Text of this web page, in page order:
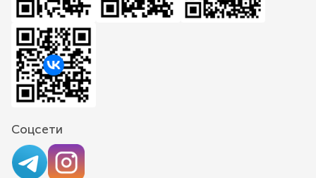
Соцсети